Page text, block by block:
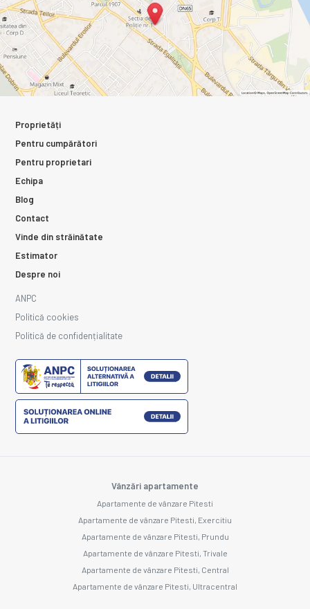
Proprietăți
Pentru cumpărători
Pentru proprietari
Echipa
Blog
Contact
Vinde din străinătate
Estimator
Despre noi
ANPC
Politică cookies
Politică de confidențialitate
Vânzări apartamente
Apartamente de vânzare Pitesti
Apartamente de vânzare Pitesti, Exercitiu
Apartamente de vânzare Pitesti, Prundu
Apartamente de vânzare Pitesti, Trivale
Apartamente de vânzare Pitesti, Central
Apartamente de vânzare Pitesti, Ultracentral